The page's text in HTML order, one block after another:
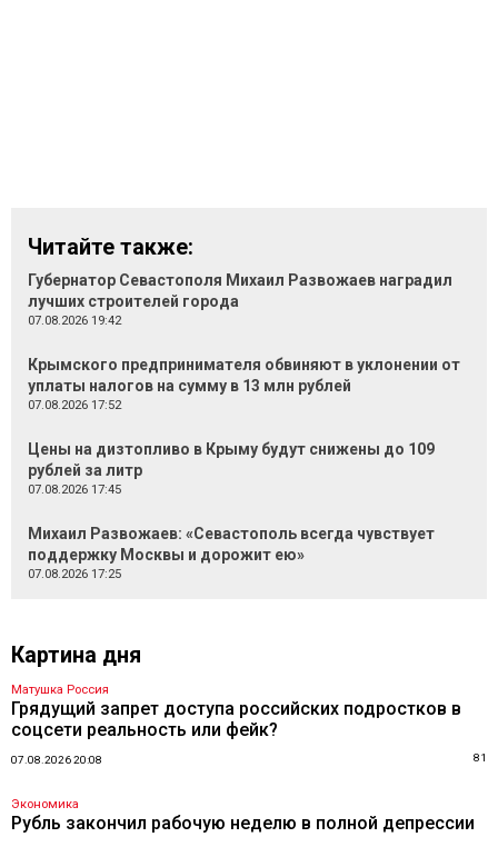
Читайте также:
Губернатор Севастополя Михаил Развожаев наградил
лучших строителей города
07.08.2026 19:42
Крымского предпринимателя обвиняют в уклонении от
уплаты налогов на сумму в 13 млн рублей
07.08.2026 17:52
Цены на дизтопливо в Крыму будут снижены до 109
рублей за литр
07.08.2026 17:45
Михаил Развожаев: «Севастополь всегда чувствует
поддержку Москвы и дорожит ею»
07.08.2026 17:25
Картина дня
Матушка Россия
Грядущий запрет доступа российских подростков в
соцсети реальность или фейк?
07.08.2026 20:08 81
Экономика
Рубль закончил рабочую неделю в полной депрессии